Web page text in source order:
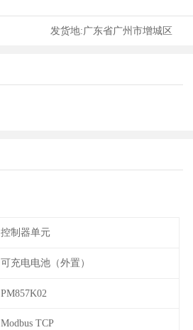
发货地:广东省广州市增城区
控制器单元
可充电电池（外置）
PM857K02
Modbus TCP